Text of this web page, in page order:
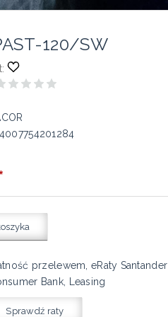
120/SW
przelewem, eRaty Santander
Bank, Leasing
Sprawdź raty